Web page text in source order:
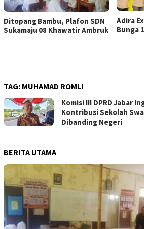
Ditopang Bambu, Plafon SDN
Sukamaju 08 Khawatir Ambruk
Adira
Bunga
TAG: MUHAMAD ROMLI
Komisi III DPRD Jabar
Kontribusi Sekolah
Dibanding Negeri
BERITA UTAMA